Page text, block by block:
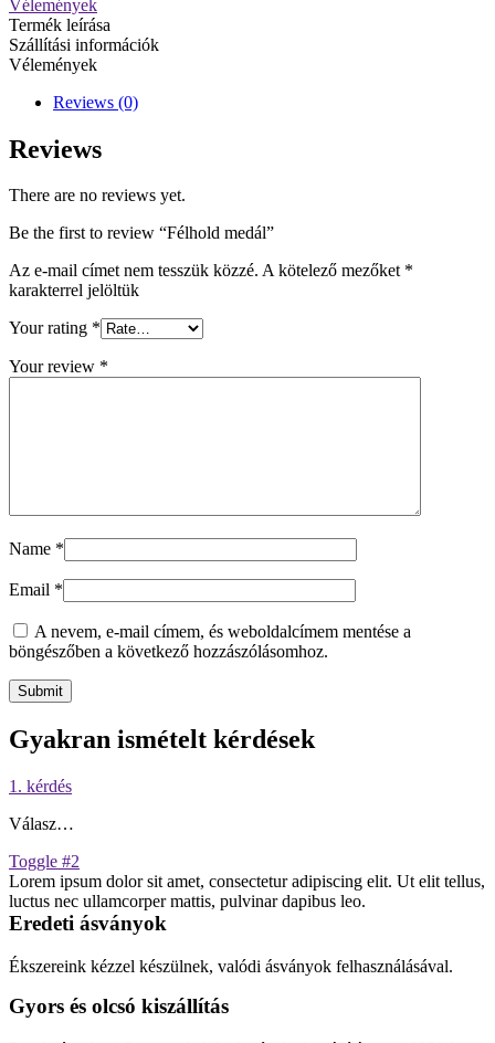
Vélemények
Termék leírása
Szállítási információk
Vélemények
Reviews (0)
Reviews
There are no reviews yet.
Be the first to review “Félhold medál”
Az e-mail címet nem tesszük közzé. A kötelező mezőket *
karakterrel jelöltük
Your rating *
Your review *
Name *
Email *
A nevem, e-mail címem, és weboldalcímem mentése a
böngészőben a következő hozzászólásomhoz.
Gyakran ismételt kérdések
1. kérdés
Válasz…
Toggle #2
Lorem ipsum dolor sit amet, consectetur adipiscing elit. Ut elit tellus,
luctus nec ullamcorper mattis, pulvinar dapibus leo.
Eredeti ásványok
Ékszereink kézzel készülnek, valódi ásványok felhasználásával.
Gyors és olcsó kiszállítás